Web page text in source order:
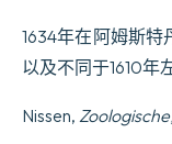
1634年在阿姆斯特
以及不同于1610年
Nissen,